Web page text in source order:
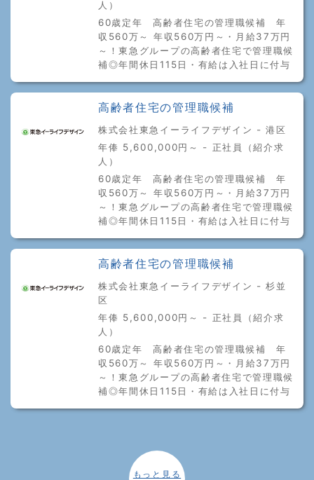
人）
60歳定年 高齢者住宅の管理職候補 年
収560万～ 年収560万円～・月給37万円
～！東急グループの高齢者住宅で管理職候
補◎年間休日115日・有給は入社日に付与
高齢者住宅の管理職候補
株式会社東急イーライフデザイン - 港区
年俸 5,600,000円～ - 正社員（紹介求
人）
60歳定年 高齢者住宅の管理職候補 年
収560万～ 年収560万円～・月給37万円
～！東急グループの高齢者住宅で管理職候
補◎年間休日115日・有給は入社日に付与
高齢者住宅の管理職候補
株式会社東急イーライフデザイン - 杉並
区
年俸 5,600,000円～ - 正社員（紹介求
人）
60歳定年 高齢者住宅の管理職候補 年
収560万～ 年収560万円～・月給37万円
～！東急グループの高齢者住宅で管理職候
補◎年間休日115日・有給は入社日に付与
もっと見る